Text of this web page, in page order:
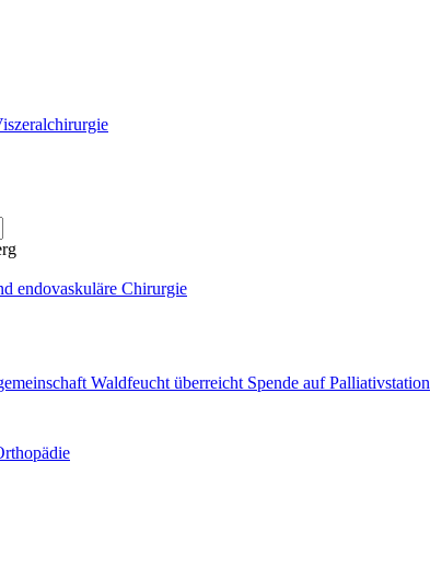
endovaskuläre Chirurgie
Waldfeucht überreicht Spende auf Palliativstation